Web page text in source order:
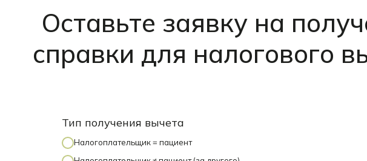
Оставьте заявку на
справки для налогового
Тип получения вычета
Налогоплательщик = пациент